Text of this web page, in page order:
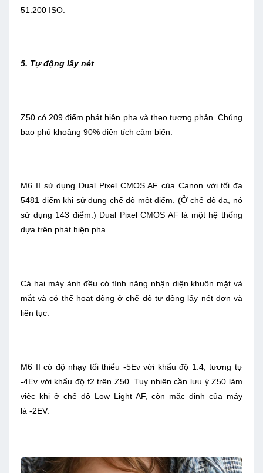
51.200 ISO.
5. Tự động lấy nét
Z50 có 209 điểm phát hiện pha và theo tương phản. Chúng
bao phủ khoảng 90% diện tích cảm biến.
M6 II sử dụng Dual Pixel CMOS AF của Canon với tối đa
5481 điểm khi sử dụng chế độ một điểm. (Ở chế độ đa, nó
sử dụng 143 điểm.) Dual Pixel CMOS AF là một hệ thống
dựa trên phát hiện pha.
Cả hai máy ảnh đều có tính năng nhận diện khuôn mặt và
mắt và có thể hoạt động ở chế độ tự động lấy nét đơn và
liên tục.
M6 II có độ nhạy tối thiểu -5Ev với khẩu độ 1.4, tương tự
-4Ev với khẩu độ f2 trên Z50. Tuy nhiên cần lưu ý Z50 làm
việc khi ở chế độ Low Light AF, còn mặc định của máy
là -2EV.